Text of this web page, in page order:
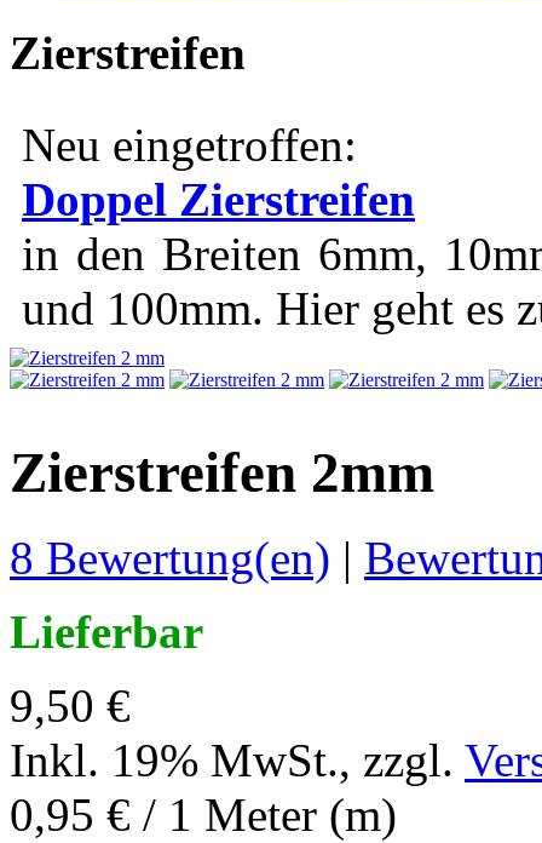
Zierstreifen
Neu eingetroffen:
Doppel Zierstreifen
in den Breiten 6mm,
und 100mm. Hier geht es
Zierstreifen 2mm
8 Bewertung(en) |
Lieferbar
9,50 €
Inkl. 19% MwSt., zzgl.
0,95 € / 1 Meter (m)